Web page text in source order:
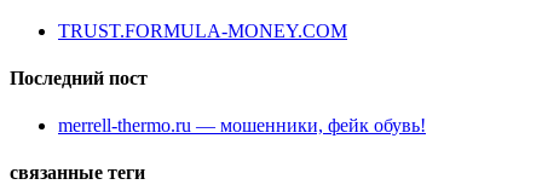
TRUST.FORMULA-MONEY.COM
Последний пост
merrell-thermo.ru — мошенники, фейк обувь!
связанные теги